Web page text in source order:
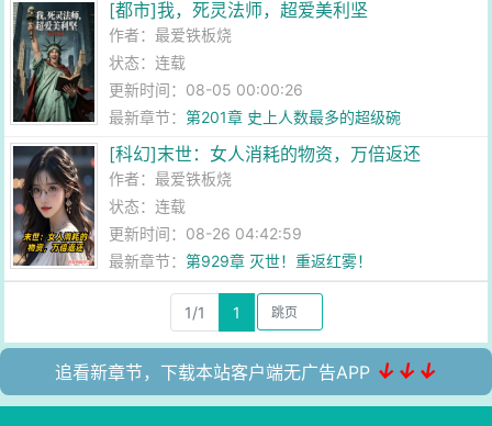
[都市]我，死灵法师，超爱美利坚
作者：最爱铁板烧
状态：连载
更新时间：08-05 00:00:26
最新章节：第201章 史上人数最多的超级碗
[科幻]末世：女人消耗的物资，万倍返还
作者：最爱铁板烧
状态：连载
更新时间：08-26 04:42:59
最新章节：第929章 灭世！重返红雾！
1/1 1
追看新章节，下载本站客户端无广告APP ↓↓↓